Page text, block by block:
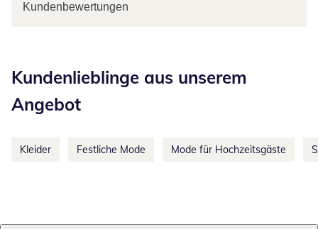
Kundenbewertungen
Kundenlieblinge aus unserem
Angebot
Kleider Festliche Mode Mode für Hochzeitsgäste